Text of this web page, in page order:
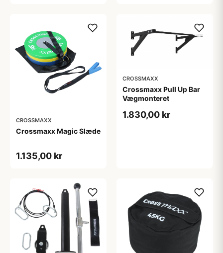
CROSSMAXX
Crossmaxx Magic Slæde
1.135,00 kr
CROSSMAXX
Crossmaxx Pull Up Bar
Vægmonteret
1.830,00 kr